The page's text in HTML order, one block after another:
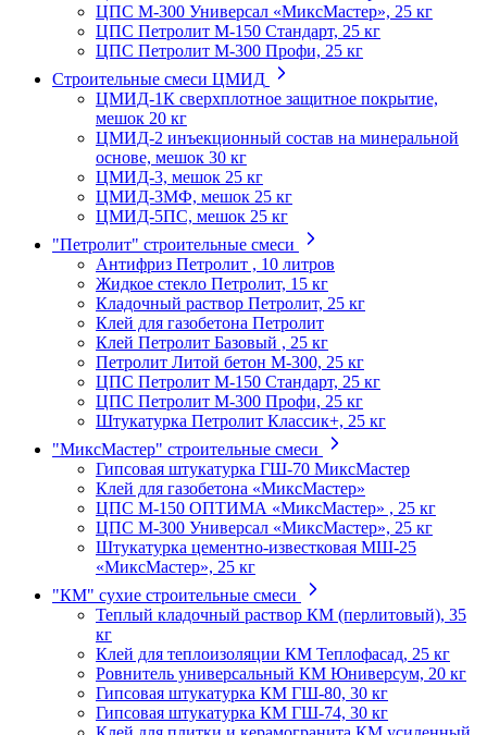
ЦПС М-300 Универсал «МиксМастер», 25 кг
ЦПС Петролит М-150 Стандарт, 25 кг
ЦПС Петролит М-300 Профи, 25 кг
Строительные смеси ЦМИД
ЦМИД-1К сверхплотное защитное покрытие,
мешок 20 кг
ЦМИД-2 инъекционный состав на минеральной
основе, мешок 30 кг
ЦМИД-3, мешок 25 кг
ЦМИД-3МФ, мешок 25 кг
ЦМИД-5ПС, мешок 25 кг
"Петролит" строительные смеси
Антифриз Петролит , 10 литров
Жидкое стекло Петролит, 15 кг
Кладочный раствор Петролит, 25 кг
Клей для газобетона Петролит
Клей Петролит Базовый , 25 кг
Петролит Литой бетон М-300, 25 кг
ЦПС Петролит М-150 Стандарт, 25 кг
ЦПС Петролит М-300 Профи, 25 кг
Штукатурка Петролит Классик+, 25 кг
"МиксМастер" строительные смеси
Гипсовая штукатурка ГШ-70 МиксМастер
Клей для газобетона «МиксМастер»
ЦПС М-150 ОПТИМА «МиксМастер» , 25 кг
ЦПС М-300 Универсал «МиксМастер», 25 кг
Штукатурка цементно-известковая МШ-25
«МиксМастер», 25 кг
"КМ" сухие строительные смеси
Теплый кладочный раствор КМ (перлитовый), 35
кг
Клей для теплоизоляции КМ Теплофасад, 25 кг
Ровнитель универсальный КМ Юниверсум, 20 кг
Гипсовая штукатурка КМ ГШ-80, 30 кг
Гипсовая штукатурка КМ ГШ-74, 30 кг